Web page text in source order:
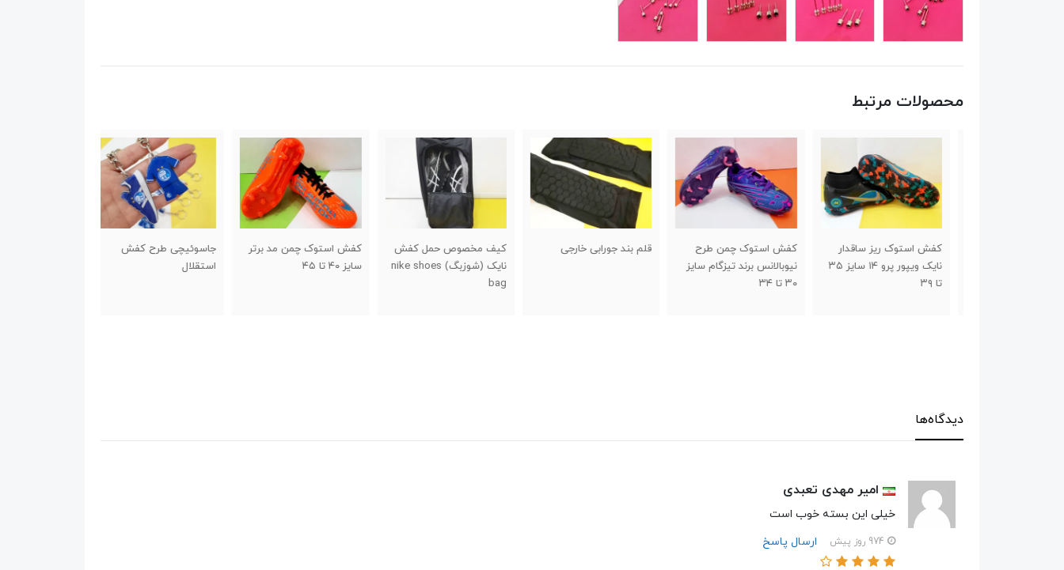
محصولات مرتبط
کفش استوک ریز ساقدار
نایک ویپور پرو ۱۴ سایز ۳۵
کفش استوک چمن طرح
نیوبالانس برند تیزگام سایز
قلم بند جورابی خارجی
کیف مخصوص حمل کفش
نایک (شوزبگ) nike shoes
bag
کفش استوک چمن مد برتر
سایز ۴۰ تا ۴۵
جاسوئیچی طرح کفش
استقلال
دیدگاه‌ها
امیر مهدی تعبدی
خیلی این بسته خوب است
ارسال پاسخ